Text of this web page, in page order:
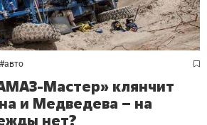
#авто
Мастер» клянчит
и Медведева – на
нет?